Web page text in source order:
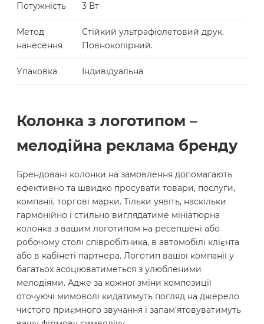
Потужність 3 Вт
Метод
нанесення
Стійкий ультрафіолетовий друк.
Повноколірний.
Упаковка Індивідуальна
Колонка з логотипом –
мелодійна реклама бренду
Брендовані колонки на замовлення допомагають
ефективно та швидко просувати товари, послуги,
компанії, торгові марки. Тільки уявіть, наскільки
гармонійно і стильно виглядатиме мініатюрна
колонка з вашим логотипом на ресепшені або
робочому столі співробітника, в автомобілі клієнта
або в кабінеті партнера. Логотип вашої компанії у
багатьох асоціюватиметься з улюбленими
мелодіями. Адже за кожної зміни композиції
оточуючі мимоволі кидатимуть погляд на джерело
чистого приємного звучання і запам'ятовуватимуть